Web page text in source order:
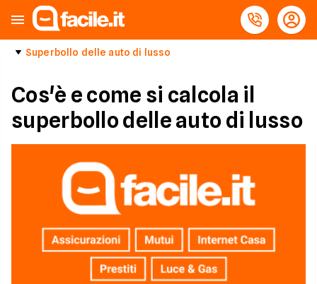
Superbollo delle auto di lusso
Cos'è e come si calcola il
superbollo delle auto di lusso